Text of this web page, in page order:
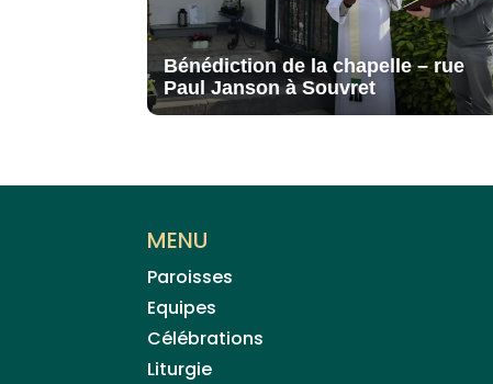
Bénédiction de la chapelle – rue
Paul Janson à Souvret
MENU
Paroisses
Equipes
Célébrations
Liturgie